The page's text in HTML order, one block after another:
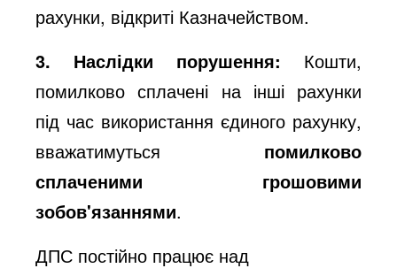
рахунки, відкриті Казначейством.
3. Наслідки порушення: Кошти,
помилково сплачені на інші рахунки
під час використання єдиного рахунку,
вважатимуться помилково
сплаченими грошовими
зобов'язаннями.
ДПС постійно працює над